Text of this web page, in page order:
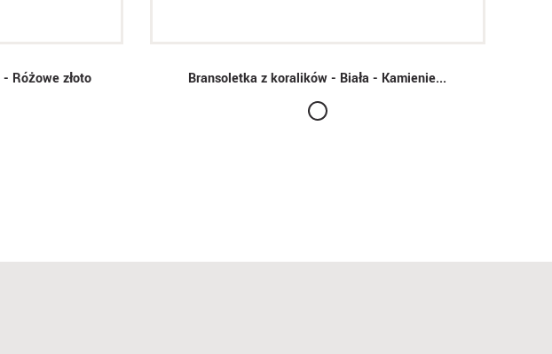
Różowe złoto Bransoletka z koralików - Biała - Kamienie...